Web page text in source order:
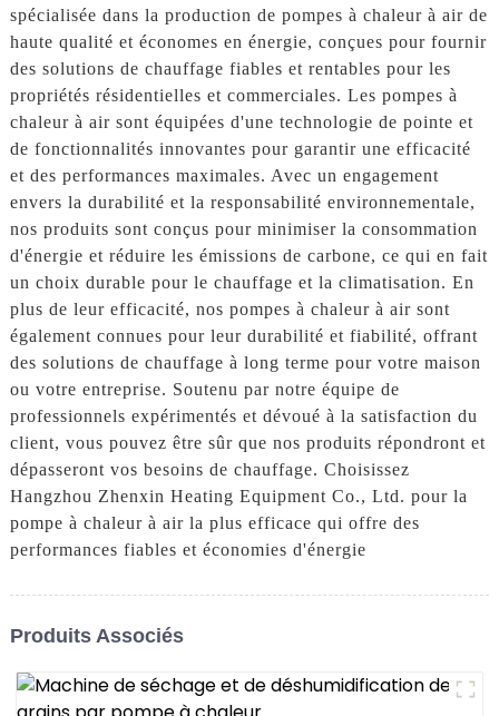
spécialisée dans la production de pompes à chaleur à air de
haute qualité et économes en énergie, conçues pour fournir
des solutions de chauffage fiables et rentables pour les
propriétés résidentielles et commerciales. Les pompes à
chaleur à air sont équipées d'une technologie de pointe et
de fonctionnalités innovantes pour garantir une efficacité
et des performances maximales. Avec un engagement
envers la durabilité et la responsabilité environnementale,
nos produits sont conçus pour minimiser la consommation
d'énergie et réduire les émissions de carbone, ce qui en fait
un choix durable pour le chauffage et la climatisation. En
plus de leur efficacité, nos pompes à chaleur à air sont
également connues pour leur durabilité et fiabilité, offrant
des solutions de chauffage à long terme pour votre maison
ou votre entreprise. Soutenu par notre équipe de
professionnels expérimentés et dévoué à la satisfaction du
client, vous pouvez être sûr que nos produits répondront et
dépasseront vos besoins de chauffage. Choisissez
Hangzhou Zhenxin Heating Equipment Co., Ltd. pour la
pompe à chaleur à air la plus efficace qui offre des
performances fiables et économies d'énergie
Produits Associés